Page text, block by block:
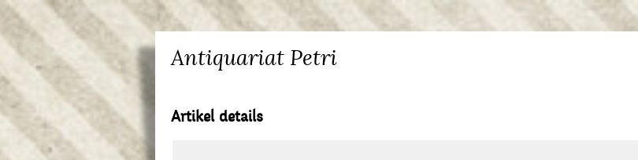
Antiquariat Petri
Artikel details